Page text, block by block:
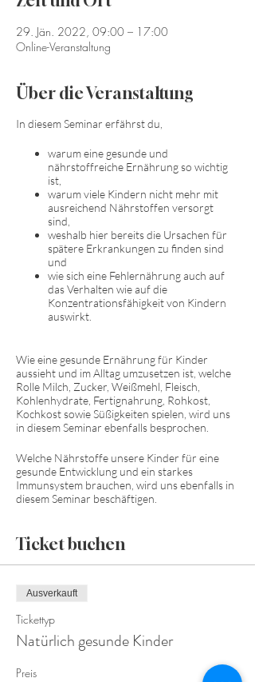
29. Jän. 2022, 09:00 – 17:00
Online-Veranstaltung
Über die Veranstaltung
In diesem Seminar erfährst du,
warum eine gesunde und
nährstoffreiche Ernährung so wichtig
ist,
warum viele Kindern nicht mehr mit
ausreichend Nährstoffen versorgt
sind,
weshalb hier bereits die Ursachen für
spätere Erkrankungen zu finden sind
und
wie sich eine Fehlernährung auch auf
das Verhalten wie auf die
Konzentrationsfähigkeit von Kindern
auswirkt.
Wie eine gesunde Ernährung für Kinder
aussieht und im Alltag umzusetzen ist, welche
Rolle Milch, Zucker, Weißmehl, Fleisch,
Kohlenhydrate, Fertignahrung, Rohkost,
Kochkost sowie Süßigkeiten spielen, wird uns
in diesem Seminar ebenfalls besprochen.
Welche Nährstoffe unsere Kinder für eine
gesunde Entwicklung und ein starkes
Immunsystem brauchen, wird uns ebenfalls in
diesem Seminar beschäftigen.
Ticket buchen
Ausverkauft
Tickettyp
Natürlich gesunde Kinder
Preis